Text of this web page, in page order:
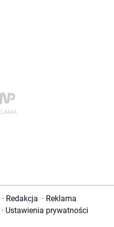
· Redakcja · Reklama
· Ustawienia prywatności